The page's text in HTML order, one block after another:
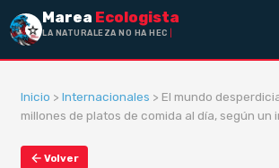
Marea Ecologista
LA NATURALEZA NO HA HECHO ESCLA
Inicio > Internacionales > El mundo
millones de platos de comida al día, según un
Volver